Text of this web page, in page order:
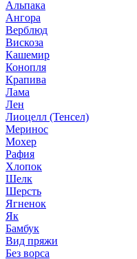
Альпака
Ангора
Верблюд
Вискоза
Кашемир
Конопля
Крапива
Лама
Лен
Лиоцелл (Тенсел)
Меринос
Мохер
Рафия
Хлопок
Шелк
Шерсть
Ягненок
Як
Бамбук
Вид пряжи
Без ворса